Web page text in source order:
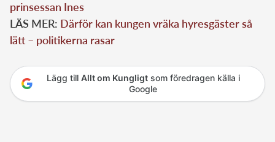
prinsessan Ines
LÄS MER: Därför kan kungen vräka hyresgäster så
lätt – politikerna rasar
Lägg till Allt om Kungligtsom föredragen källa i
Google